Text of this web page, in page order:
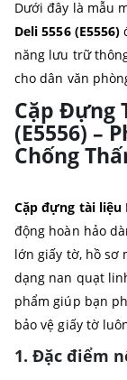
Dưới đây là mẫu
Deli 5556 (E5556)
năng lưu trữ
cho dân văn
Cặp Đựng
(E5556) –
Chống
Cặp đựng tài liệu
động hoàn hảo
lớn giấy tờ, hồ sơ
dạng nan quạt
phẩm giúp bạn
bảo vệ giấy tờ
1. Đặc điểm